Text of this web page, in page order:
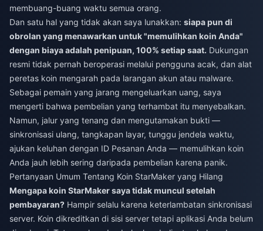
membuang-buang waktu semua orang.
Dan satu hal yang tidak akan saya lunakkan: siapa pun di
obrolan yang menawarkan untuk "memulihkan koin Anda"
dengan biaya adalah penipuan, 100% setiap saat. Dukungan
resmi tidak pernah beroperasi melalui pengguna acak, dan alat
peretas koin mengarah pada larangan akun atau malware.
Sebagai pemain yang jarang mengeluarkan uang, saya
mengerti bahwa pembelian yang terhambat itu menyebalkan.
Namun, jalur yang tenang dan mengutamakan bukti —
sinkronisasi ulang, tangkapan layar, tunggu jendela waktu,
ajukan keluhan dengan ID Pesanan Anda — memulihkan koin
Anda jauh lebih sering daripada pembelian karena panik.
Pertanyaan Umum Tentang Koin StarMaker yang Hilang
Mengapa koin StarMaker saya tidak muncul setelah
pembayaran? Hampir selalu karena keterlambatan sinkronisasi
server. Koin dikreditkan di sisi server tetapi aplikasi Anda belum